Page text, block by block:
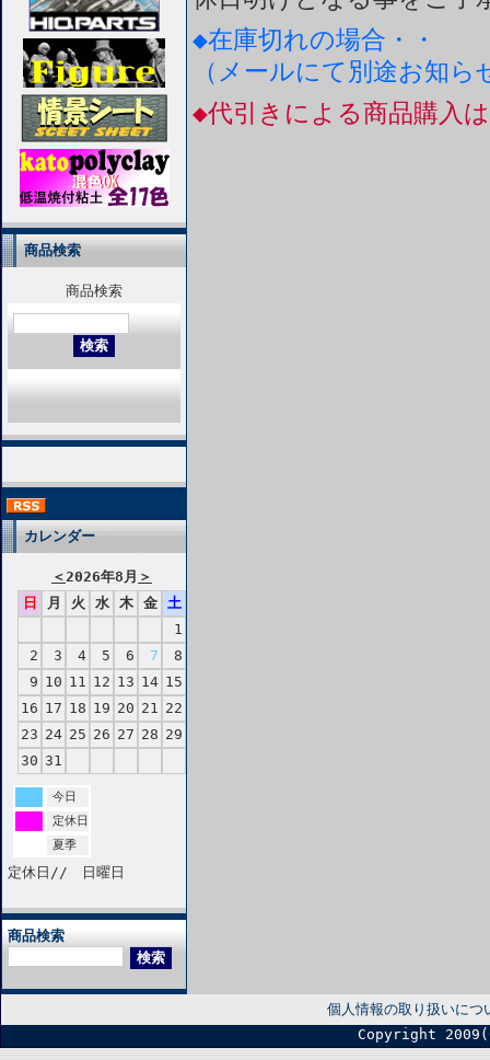
商品検索
商品検索
カレンダー
＜2026年8月 ＞
日
月 火 水 木 金
土
1
2
3 4 5 6 7
8
9 10 11 12 13 14 15
16 17 18 19 20 21 22
23 24 25 26 27 28 29
30 31
今日
定休日
夏季
定休日// 日曜日
商品検索
◆在庫切れの場合・・
（メールにて別途お知
◆代引きによる商品購入
個人情報の取り扱いにつ
Copyright